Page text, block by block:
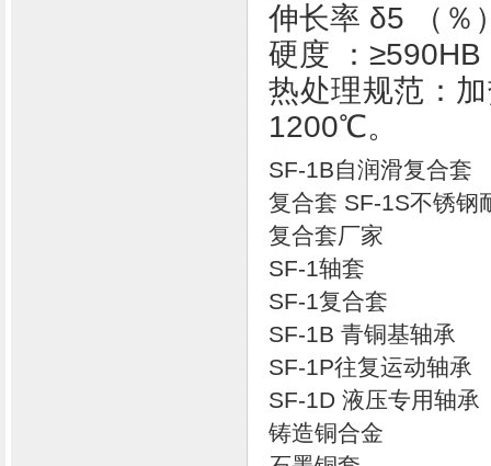
伸长率 δ5 （％
硬度 ：≥590HB
热处理规范：
1200℃。
SF-1B自润滑复合套
复合套 SF-1S不锈钢
复合套厂家
SF-1轴套
SF-1复合套
SF-1B 青铜基轴承
SF-1P往复运动轴承
SF-1D 液压专用轴承
铸造铜合金